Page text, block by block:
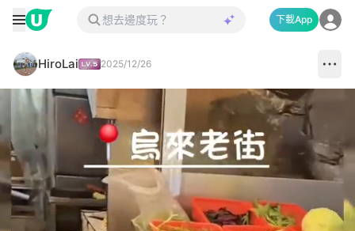
下載App
HiroLai 2025/12/26